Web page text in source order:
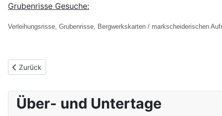
Grubenrisse Gesuche:
Verleihungsrisse, Grubenrisse, Bergwerkskarten / markscheiderischen
Vorheriger Beitrag: „Der Berg ist frei – Bergbau im Erzgebirge“
Zurück
Über- und Untertage